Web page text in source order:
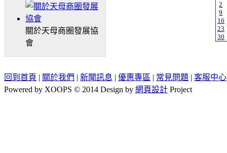
關於天母商圈發展協
會
2
9
16
23
30
回到首頁 | 關於我們 | 新聞訊息 | 優惠專區 | 常見問題 | 客服中心
Powered by XOOPS © 2014 Design by 網頁設計 Project